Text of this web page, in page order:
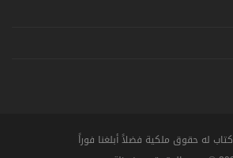
كتاب له حقوق ملكية فضلاً أبلغنا فوراً